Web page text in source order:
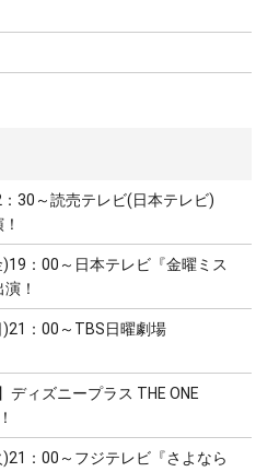
30～読売テレビ(日本テレビ)
：00～日本テレビ『金曜ミス
！
)21：00～TBS日曜劇場
ディズニープラス THE ONE
：00～フジテレビ『さよなら